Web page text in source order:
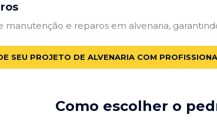
e reparos em alvenaria,
SEU PROJETO DE ALVENARIA COM
Como escolher o